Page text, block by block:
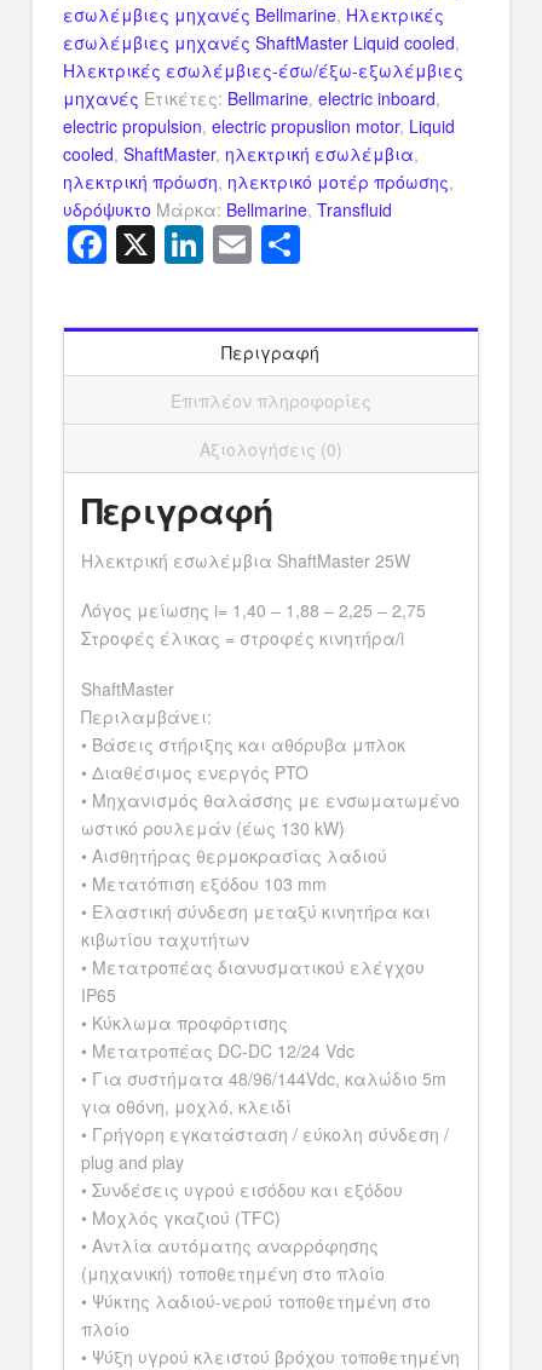
εσωλέμβιες μηχανές Bellmarine, Ηλεκτρικές
εσωλέμβιες μηχανές ShaftMaster Liquid cooled,
Ηλεκτρικές εσωλέμβιες-έσω/έξω-εξωλέμβιες
μηχανές Ετικέτες: Bellmarine, electric inboard,
electric propulsion, electric propuslion motor, Liquid
cooled, ShaftMaster, ηλεκτρική εσωλέμβια,
ηλεκτρική πρόωση, ηλεκτρικό μοτέρ πρόωσης,
υδρόψυκτο Μάρκα: Bellmarine, Transfluid
Facebook
X LinkedIn
Email
Περιγραφή
Επιπλέον πληροφορίες
Αξιολογήσεις (0)
Περιγραφή
Ηλεκτρική εσωλέμβια ShaftMaster 25W
Λόγος μείωσης i= 1,40 – 1,88 – 2,25 – 2,75
Στροφές έλικας = στροφές κινητήρα/i
ShaftMaster
Περιλαμβάνει:
• Βάσεις στήριξης και αθόρυβα μπλοκ
• Διαθέσιμος ενεργός PTO
• Μηχανισμός θαλάσσης με ενσωματωμένο
ωστικό ρουλεμάν (έως 130 kW)
• Αισθητήρας θερμοκρασίας λαδιού
• Μετατόπιση εξόδου 103 mm
• Ελαστική σύνδεση μεταξύ κινητήρα και
κιβωτίου ταχυτήτων
• Μετατροπέας διανυσματικού ελέγχου
IP65
• Κύκλωμα προφόρτισης
• Μετατροπέας DC-DC 12/24 Vdc
• Για συστήματα 48/96/144Vdc, καλώδιο 5m
για οθόνη, μοχλό, κλειδί
• Γρήγορη εγκατάσταση / εύκολη σύνδεση /
plug and play
• Συνδέσεις υγρού εισόδου και εξόδου
• Μοχλός γκαζιού (TFC)
• Αντλία αυτόματης αναρρόφησης
(μηχανική) τοποθετημένη στο πλοίο
• Ψύκτης λαδιού-νερού τοποθετημένη στο
πλοίο
• Ψύξη υγρού κλειστού βρόχου τοποθετημένη